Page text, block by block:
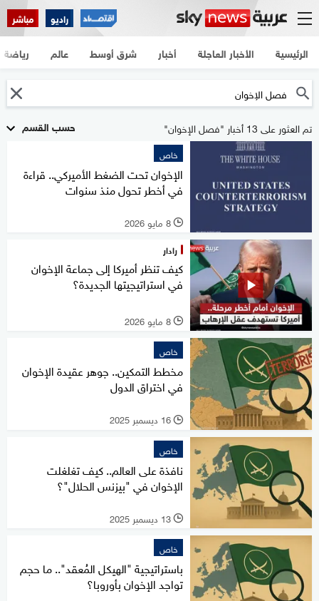
راديو مباشر
الرئيسية الأخبار العاجلة أخبار شرق أوسط عالم رياضة
حسب القسم تم العثور على 13 أخبار "فصل الإخوان"
خاص
الإخوان تحت الضغط الأميركي.. قراءة
في أخطر تحول منذ سنوات
l 8 مايو 2026
رادار
كيف تنظر أميركا إلى جماعة الإخوان
في استراتيجيتها الجديدة؟
l 8 مايو 2026
خاص
مخطط التمكين.. جوهر عقيدة الإخوان
في اختراق الدول
l 16 ديسمبر 2025
خاص
نافذة على العالم.. كيف تغلغلت
الإخوان في "بيزنس الحلال"؟
l 13 ديسمبر 2025
خاص
باستراتيجية "الهيكل المُعقد".. ما حجم
تواجد الإخوان بأوروبا؟